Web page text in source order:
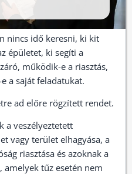
nincs idő keresni, ki kit
épületet, ki segíti a
működik-e a riasztás,
a saját feladatukat.
ad előre rögzített rendet.
a veszélyeztetett
vagy terület elhagyása, a
riasztása és azoknak a
amelyek tűz esetén nem